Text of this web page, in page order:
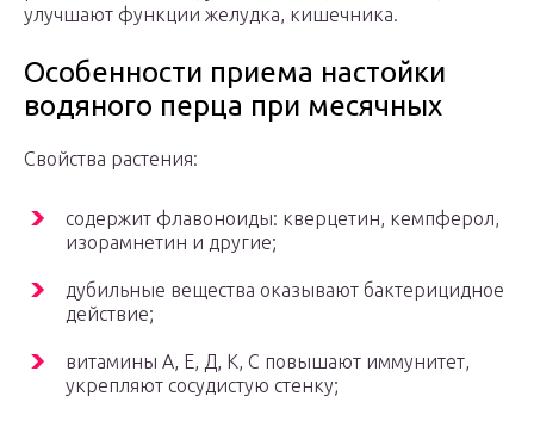
улучшают функции желудка, кишечника.
Особенности приема настойки
водяного перца при месячных
Свойства растения:
содержит флавоноиды: кверцетин, кемпферол,
изорамнетин и другие;
дубильные вещества оказывают бактерицидное
действие;
витамины А, Е, Д, К, С повышают иммунитет,
укрепляют сосудистую стенку;